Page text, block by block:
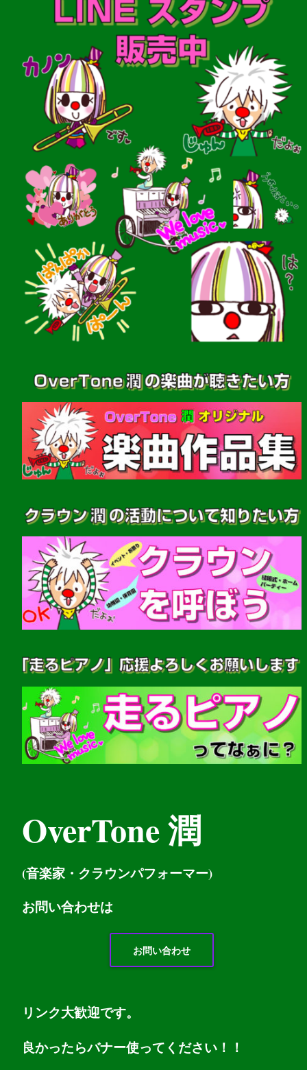
OverTone 潤
(音楽家・クラウンパフォーマー)
お問い合わせは
お問い合わせ
リンク大歓迎です。
良かったらバナー使ってください！！